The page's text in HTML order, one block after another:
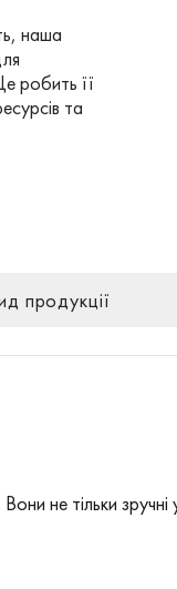
наша
робить її
та
продукції
не тільки